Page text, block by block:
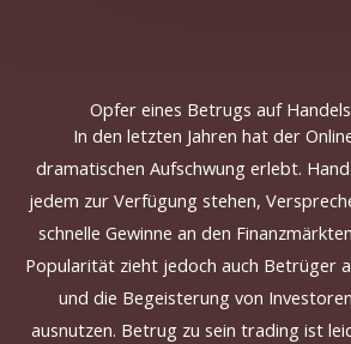
Opfer eines Betrugs auf
In den letzten Jahren hat der
dramatischen Aufschwung erlebt.
jedem zur Verfügung stehen,
schnelle Gewinne an den
Popularität zieht jedoch auch Betrüger
und die Begeisterung von
ausnutzen. Betrug zu sein trading ist